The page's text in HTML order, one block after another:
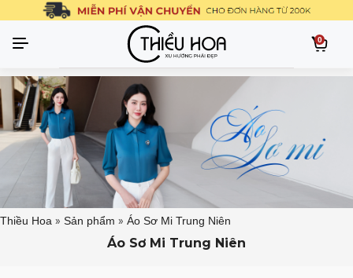
0
Thiều Hoa » Sản phẩm » Áo Sơ Mi Trung Niên
Áo Sơ Mi Trung Niên